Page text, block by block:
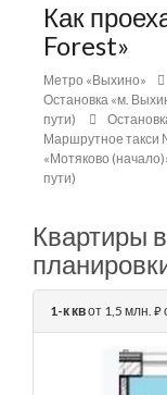
Как
Forest»
Метро «Выхино»
Остановка «м.
пути)
Маршрутное такси
«Мотяково
пути)
Квартиры
1-к квот 1,5 млн. ⃏